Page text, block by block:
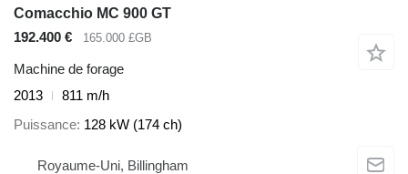
Comacchio MC 900 GT
192.400 €
165.000 £GB
Machine de forage
2013
811 m/h
Puissance 128 kW (174 ch)
Royaume-Uni, Billingham